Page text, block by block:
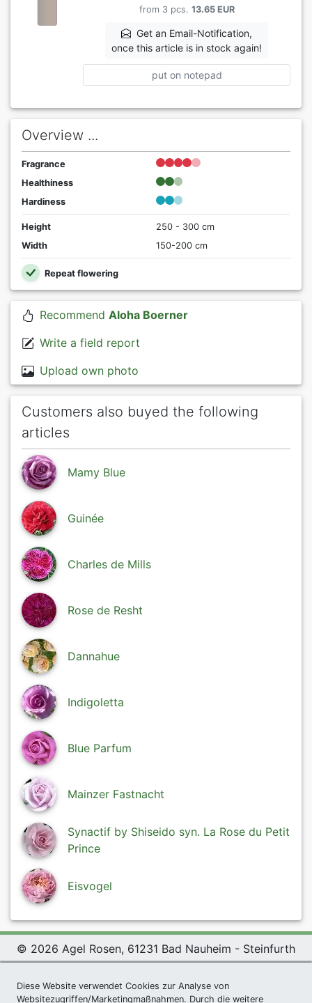
from 3 pcs. 13.65 EUR
Get an Email-Notification,
once this article is in stock again!
put on notepad
Overview ...
Fragrance
Healthiness
Hardiness
Height
250 - 300 cm
Width
150-200 cm
Repeat flowering
Recommend Aloha Boerner
Write a field report
Upload own photo
Customers also buyed the following
articles
Mamy Blue
Guinée
Charles de Mills
Rose de Resht
Dannahue
Indigoletta
Blue Parfum
Mainzer Fastnacht
Synactif by Shiseido syn. La Rose du Petit
Prince
Eisvogel
© 2026 Agel Rosen, 61231 Bad Nauheim - Steinfurth
Conditions|Datenschutzerklärung| Imprint
Diese Website verwendet Cookies zur Analyse von
Websitezugriffen/Marketingmaßnahmen. Durch die weitere